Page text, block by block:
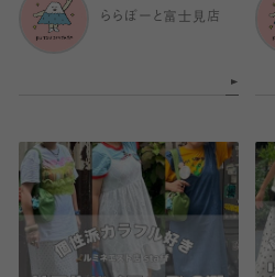
ららぽーと富士見店